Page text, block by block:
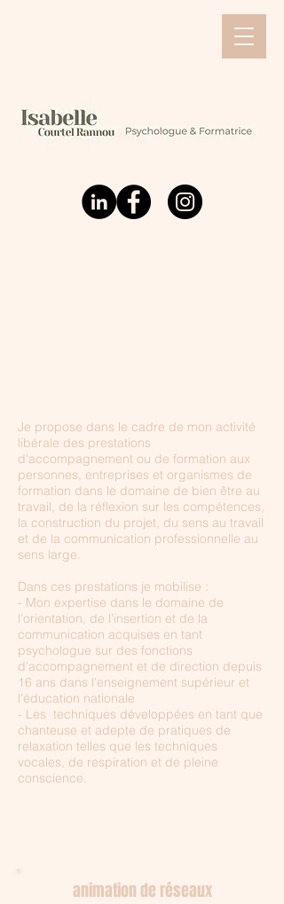
Je propose dans le cadre de mon activité
libérale des prestations
d'accompagnement ou de formation aux
personnes, entreprises et organismes de
formation dans le domaine de bien être au
travail, de la réflexion sur les compétences,
la construction du projet, du sens au travail
et de la communication professionnelle au
sens large.
Dans ces prestations je mobilise :
- Mon expertise dans le domaine de
l'orientation, de l'insertion et de la
communication acquises en tant
psychologue sur des fonctions
d'accompagnement et de direction depuis
16 ans dans l'enseignement supérieur et
l'éducation nationale
- Les techniques développées en tant que
chanteuse et adepte de pratiques de
relaxation telles que les techniques
vocales, de respiration et de pleine
conscience.
animation de réseaux